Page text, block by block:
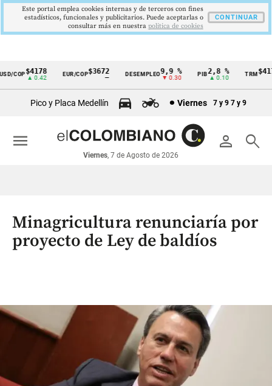
Cintillo
económicos
Colombia
COP$4178
▲ 0.42
EUR/COP$3672 DESEMPLEO 9,9 %
▼ 0.30
PIB2,8 %
▲ 0.10
TRM
Pico y Placa Medellín Viernes 7 y 9 7 y 9
person search
Viernes, 7 de Agosto de 2026
menu
Minagricultura renunciaría por
proyecto de Ley de baldíos
Este portal emplea cookies internas y de terceros con fines
estadísticos, funcionales y publicitarios. Puede aceptarlas o
consultar más en nuestra politica de cookies
CONTINUAR